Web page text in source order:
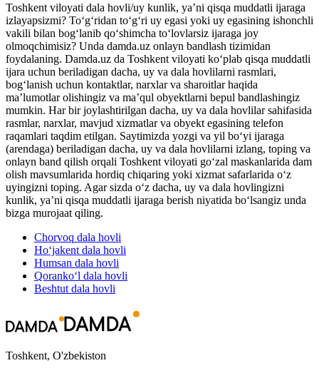
Toshkent viloyati dala hovli/uy kunlik, yaʼni qisqa muddatli ijaraga
izlayapsizmi? To‘g‘ridan to‘g‘ri uy egasi yoki uy egasining ishonchli
vakili bilan bog‘lanib qo‘shimcha to‘lovlarsiz ijaraga joy
olmoqchimisiz? Unda damda.uz onlayn bandlash tizimidan
foydalaning. Damda.uz da Toshkent viloyati ko‘plab qisqa muddatli
ijara uchun beriladigan dacha, uy va dala hovlilarni rasmlari,
bog‘lanish uchun kontaktlar, narxlar va sharoitlar haqida
maʼlumotlar olishingiz va maʼqul obyektlarni bepul bandlashingiz
mumkin. Har bir joylashtirilgan dacha, uy va dala hovlilar sahifasida
rasmlar, narxlar, mavjud xizmatlar va obyekt egasining telefon
raqamlari taqdim etilgan. Saytimizda yozgi va yil bo‘yi ijaraga
(arendaga) beriladigan dacha, uy va dala hovlilarni izlang, toping va
onlayn band qilish orqali Toshkent viloyati go‘zal maskanlarida dam
olish mavsumlarida hordiq chiqaring yoki xizmat safarlarida o‘z
uyingizni toping. Agar sizda o‘z dacha, uy va dala hovlingizni
kunlik, yaʼni qisqa muddatli ijaraga berish niyatida bo‘lsangiz unda
bizga murojaat qiling.
Chorvoq dala hovli
Ho‘jakent dala hovli
Humsan dala hovli
Qoranko‘l dala hovli
Beshtut dala hovli
Toshkent, O'zbekiston